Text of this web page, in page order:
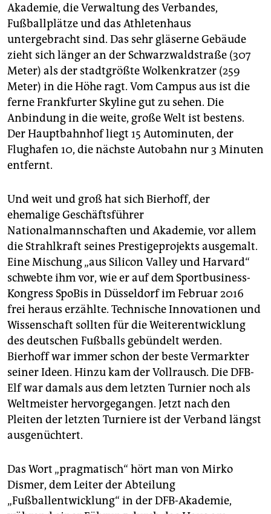
Akademie, die Verwaltung des Verbandes,
Fußballplätze und das Athletenhaus
untergebracht sind. Das sehr gläserne Gebäude
zieht sich länger an der Schwarzwaldstraße (307
Meter) als der stadtgrößte Wolkenkratzer (259
Meter) in die Höhe ragt. Vom Campus aus ist die
ferne Frankfurter Skyline gut zu sehen. Die
Anbindung in die weite, große Welt ist bestens.
Der Hauptbahnhof liegt 15 Autominuten, der
Flughafen 10, die nächste Autobahn nur 3 Minuten
entfernt.
Und weit und groß hat sich Bierhoff, der
ehemalige Geschäftsführer
Nationalmannschaften und Akademie, vor allem
die Strahlkraft seines Prestigeprojekts ausgemalt.
Eine Mischung „aus Silicon Valley und Harvard“
schwebte ihm vor, wie er auf dem Sportbusiness-
Kongress SpoBis in Düsseldorf im Februar 2016
frei heraus erzählte. Technische Innovationen und
Wissenschaft sollten für die Weiterentwicklung
des deutschen Fußballs gebündelt werden.
Bierhoff war immer schon der beste Vermarkter
seiner Ideen. Hinzu kam der Vollrausch. Die DFB-
Elf war damals aus dem letzten Turnier noch als
Weltmeister hervorgegangen. Jetzt nach den
Pleiten der letzten Turniere ist der Verband längst
ausgenüchtert.
Das Wort „pragmatisch“ hört man von Mirko
Dismer, dem Leiter der Abteilung
„Fußballentwicklung“ in der DFB-Akademie,